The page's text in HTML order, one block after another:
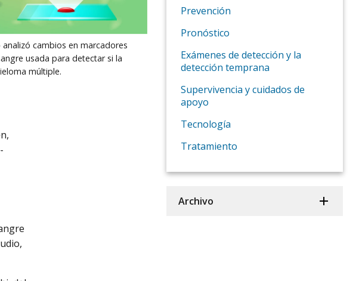
cambios en marcadores
usada para detectar si la
múltiple.
Prevención
Pronóstico
Exámenes de detección y la
detección temprana
Supervivencia y cuidados de
apoyo
Tecnología
Tratamiento
Archivo